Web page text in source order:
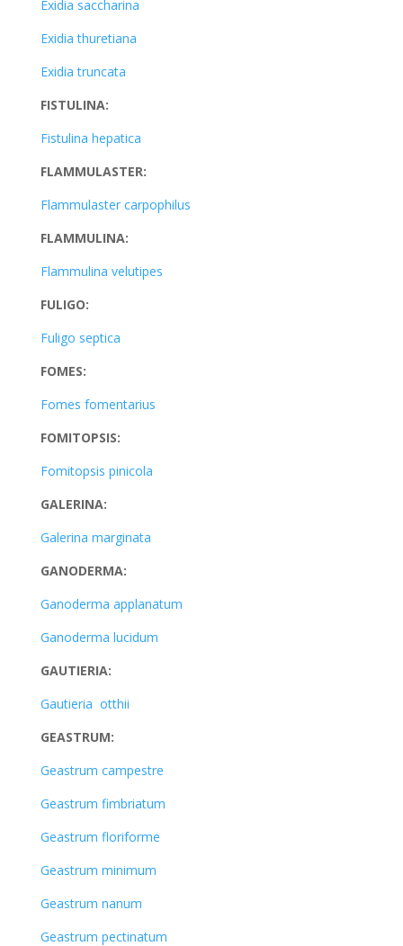
Exidia saccharina
Exidia thuretiana
Exidia truncata
FISTULINA:
Fistulina hepatica
FLAMMULASTER:
Flammulaster carpophilus
FLAMMULINA:
Flammulina velutipes
FULIGO:
Fuligo septica
FOMES:
Fomes fomentarius
FOMITOPSIS:
Fomitopsis pinicola
GALERINA:
Galerina marginata
GANODERMA:
Ganoderma applanatum
Ganoderma lucidum
GAUTIERIA:
Gautieria otthii
GEASTRUM:
Geastrum campestre
Geastrum fimbriatum
Geastrum floriforme
Geastrum minimum
Geastrum nanum
Geastrum pectinatum